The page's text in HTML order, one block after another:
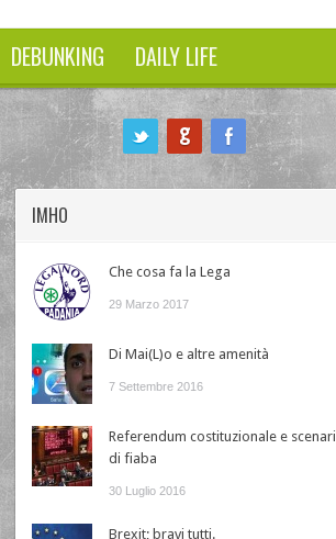
DEBUNKING DAILY LIFE
IMHO
Che cosa fa la Lega
29 Marzo 2017
Di Mai(L)o e altre amenità
7 Settembre 2016
Referendum costituzionale e scenari
di fiaba
30 Luglio 2016
Brexit; bravi tutti.